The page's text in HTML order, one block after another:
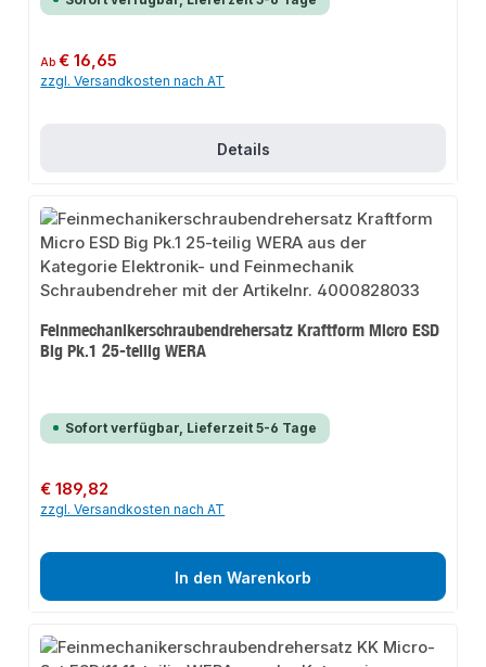
Regulärer Preis:
Ab€ 16,65
zzgl. Versandkosten nach AT
Details
Feinmechanikerschraubendrehersatz Kraftform Micro ESD
Big Pk.1 25-teilig WERA
Sofort verfügbar, Lieferzeit 5-6 Tage
Regulärer Preis:
€ 189,82
zzgl. Versandkosten nach AT
In den Warenkorb